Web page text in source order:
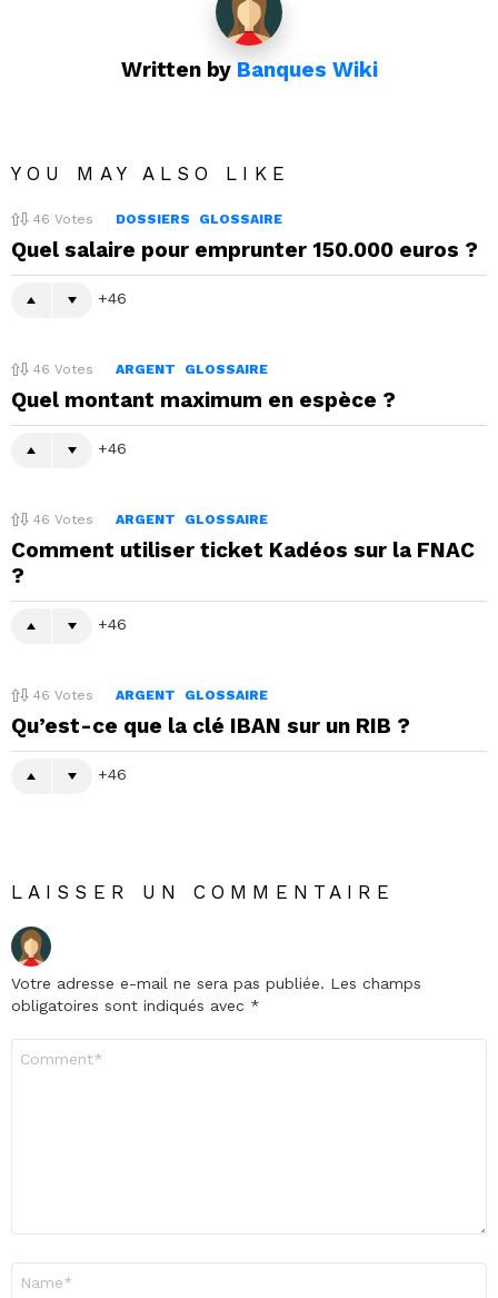
Written by Banques Wiki
YOU MAY ALSO LIKE
46 Votes DOSSIERS GLOSSAIRE
Quel salaire pour emprunter 150.000 euros ?
46
46 Votes ARGENT GLOSSAIRE
Quel montant maximum en espèce ?
46
46 Votes ARGENT GLOSSAIRE
Comment utiliser ticket Kadéos sur la FNAC
?
46
46 Votes ARGENT GLOSSAIRE
Qu’est-ce que la clé IBAN sur un RIB ?
46
LAISSER UN COMMENTAIRE
Votre adresse e-mail ne sera pas publiée. Les champs
obligatoires sont indiqués avec *